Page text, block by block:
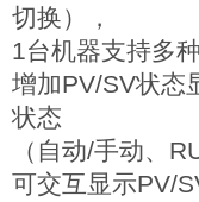
切换），
1台机器支持多
增加PV/SV状态
状态
（自动/手动、
可交互显示PV/